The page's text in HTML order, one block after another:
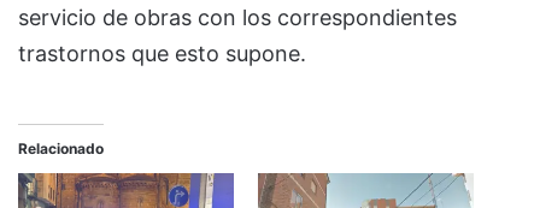
servicio de obras con los correspondientes
trastornos que esto supone.
Relacionado